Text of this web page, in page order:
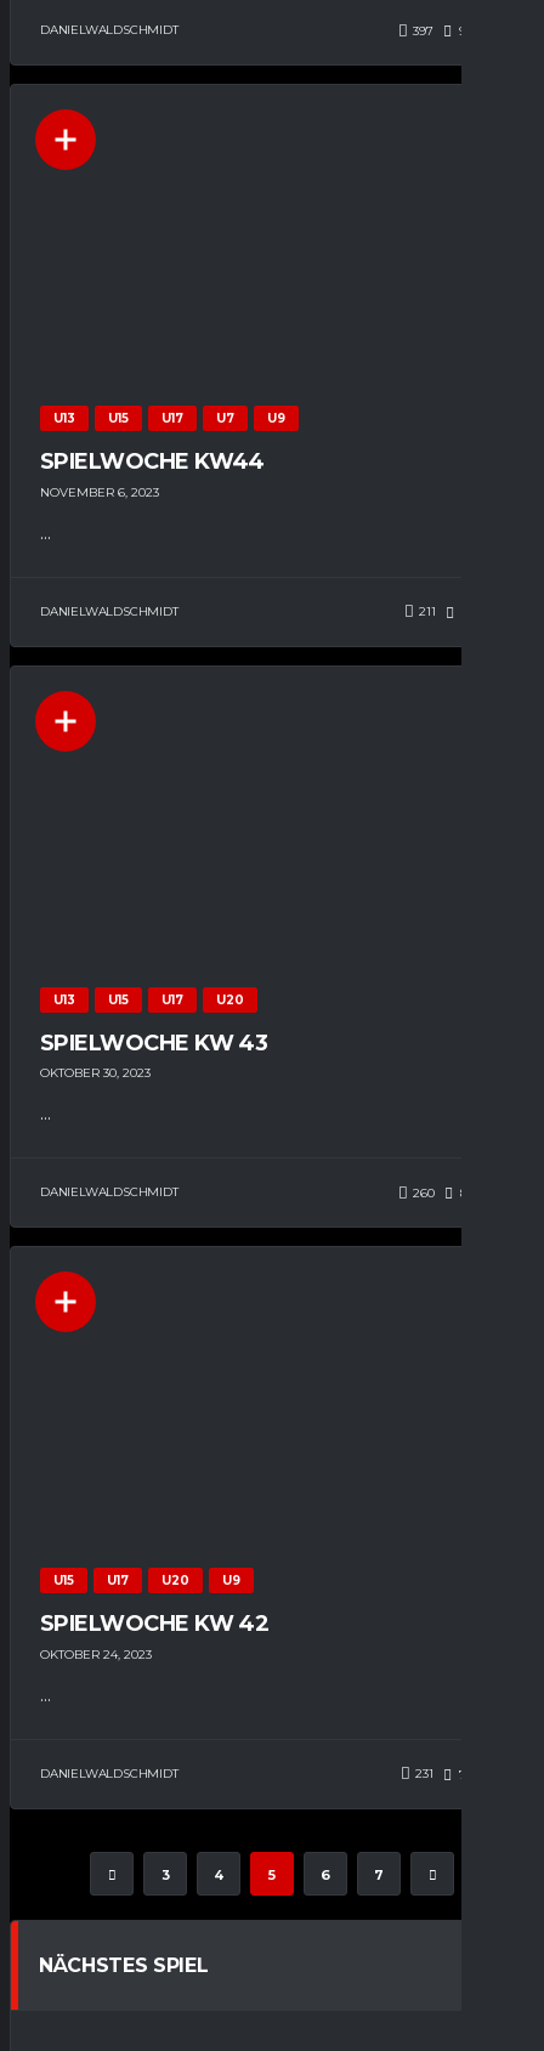
DANIELWALDSCHMIDT 397 94
U13 U15 U17 U7 U9
SPIELWOCHE KW44
NOVEMBER 6, 2023
...
DANIELWALDSCHMIDT 211
U13 U15 U17 U20
SPIELWOCHE KW 43
OKTOBER 30, 2023
...
DANIELWALDSCHMIDT 260 85
U15 U17 U20 U9
SPIELWOCHE KW 42
OKTOBER 24, 2023
...
DANIELWALDSCHMIDT 231 76
3 4 5 6 7
NÄCHSTES SPIEL